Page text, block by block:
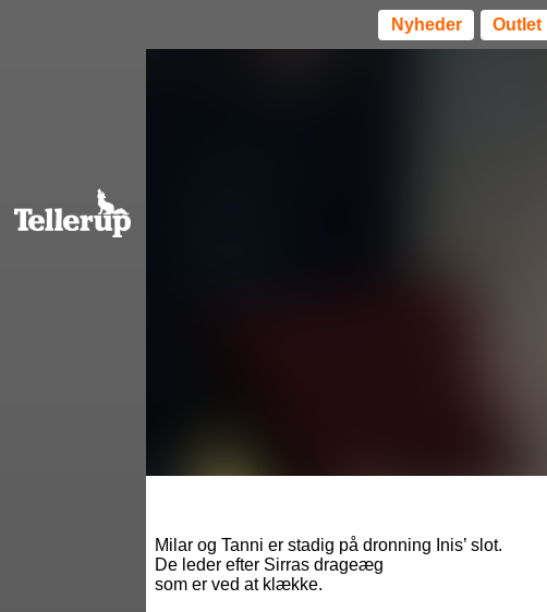
Nyheder Outlet
Milar og Tanni er stadig på dronning Inis’ slot.
De leder efter Sirras drageæg
som er ved at klække.